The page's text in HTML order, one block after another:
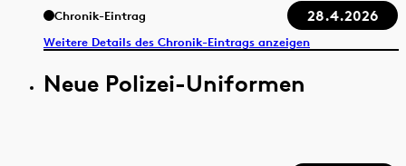
Chronik-Eintrag 28.4.2026
Weitere Details des Chronik-Eintrags anzeigen
Neue Polizei-Uniformen